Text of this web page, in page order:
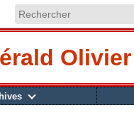
Olivier